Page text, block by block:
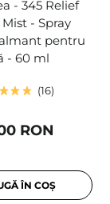
- 345 Relief
- Spray
pentru
- 60 ml
16
RON
ÎN COȘ